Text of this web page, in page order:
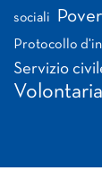
sociali
Protocollo
Servizio